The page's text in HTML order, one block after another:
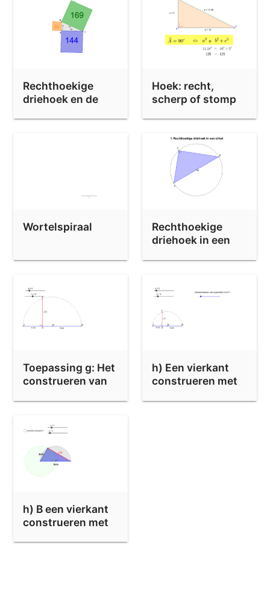
Rechthoekige
driehoek en de
Hoek: recht,
scherp of stomp
Wortelspiraal
Rechthoekige
driehoek in een
cirkel
Toepassing g: Het
construeren van
h) Een vierkant
construeren met
h) B een vierkant
construeren met